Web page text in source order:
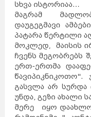
სხვა ისტორიაა...
მაგრამ
დაუგეგმავი
პატარა წერტილი
მოკლედ, მაისის
ჩვენს
ერთ-ერთმა
წავიპიკნიკოთო".
გასვლა არ სურდა
უნდა, გეზი ახალი
მერე იყო